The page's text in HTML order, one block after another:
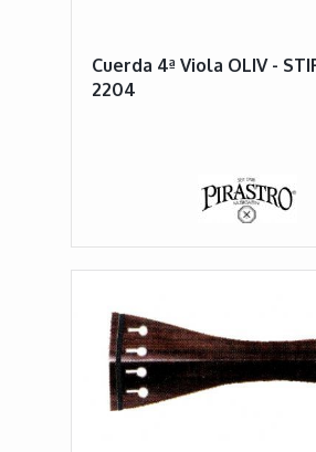
Cuerda 4ª Viola OLIV -
2204